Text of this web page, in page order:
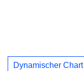
Dynamischer Chart